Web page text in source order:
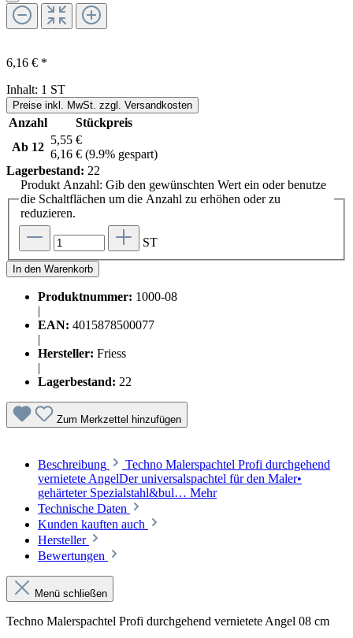
6,16 € *
Inhalt: 1 ST
Preise inkl. MwSt. zzgl. Versandkosten
Anzahl
Stückpreis
Ab 12
5,55 €
6,16 € (9.9% gespart)
Lagerbestand: 22
Produkt Anzahl: Gib den gewünschten Wert ein oder benutze
die Schaltflächen um die Anzahl zu erhöhen oder zu
reduzieren.
ST
In den Warenkorb
Produktnummer: 1000-08
|
EAN: 4015878500077
|
Hersteller: Friess
|
Lagerbestand: 22
Zum Merkzettel hinzufügen
Beschreibung
Techno Malerspachtel Profi durchgehend
vernietete AngelDer universalspachtel für den Maler•
gehärteter Spezialstahl&bul… Mehr
Technische Daten
Kunden kauften auch
Hersteller
Bewertungen
Menü schließen
Techno Malerspachtel Profi durchgehend vernietete Angel 08 cm